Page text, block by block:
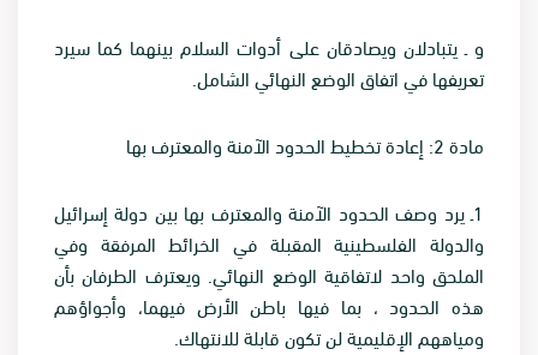
و ـ يتبادلان ويصادقان على أدوات السلام بينهما كما سيرد
تعريفها في اتفاق الوضع النهائي الشامل.
مادة 2: إعادة تخطيط الحدود الآمنة والمعترف بها
1ـ يرد وصف الحدود الآمنة والمعترف بها بين دولة إسرائيل
والدولة الفلسطينية المقبلة في الخرائط المرفقة وفي
الملحق واحد لاتفاقية الوضع النهائي. ويعترف الطرفان بأن
هذه الحدود ، بما فيها باطن الأرض فيهما، وأجواؤهم
ومياههم الإقليمية لن تكون قابلة للانتهاك.